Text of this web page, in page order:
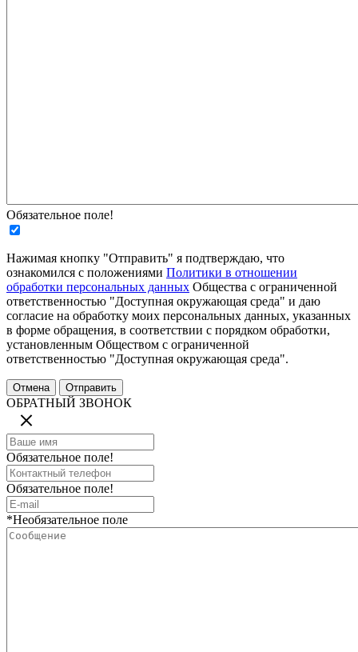
Обязательное поле!
Нажимая кнопку "Отправить" я подтверждаю, что
ознакомился с положениями Политики в отношении
обработки персональных данных Общества с ограниченной
ответственностью "Доступная окружающая среда" и даю
согласие на обработку моих персональных данных, указанных
в форме обращения, в соответствии с порядком обработки,
установленным Обществом с ограниченной
ответственностью "Доступная окружающая среда".
ОБРАТНЫЙ ЗВОНОК
Обязательное поле!
Обязательное поле!
*Необязательное поле